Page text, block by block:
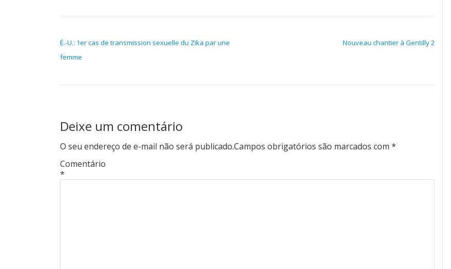
É.-U.: 1er cas de transmission sexuelle du Zika par une
femme
Nouveau chantier à Gentilly 2
Deixe um comentário
O seu endereço de e-mail não será publicado.Campos obrigatórios são marcados com *
Comentário
*